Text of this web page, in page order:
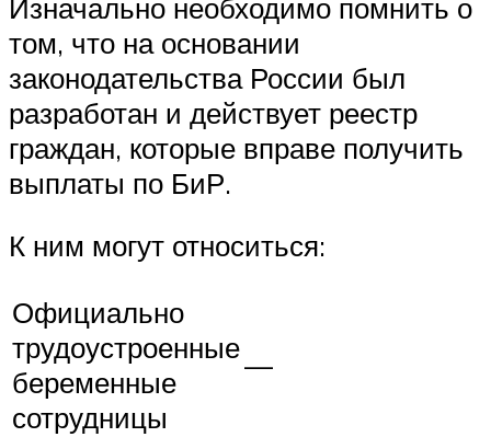
Изначально необходимо помнить о
том, что на основании
законодательства России был
разработан и действует реестр
граждан, которые вправе получить
выплаты по БиР.
К ним могут относиться:
Официально
трудоустроенные
беременные
сотрудницы
—